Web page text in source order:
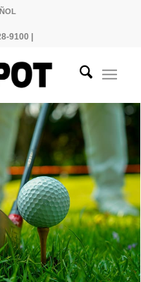
9100 |